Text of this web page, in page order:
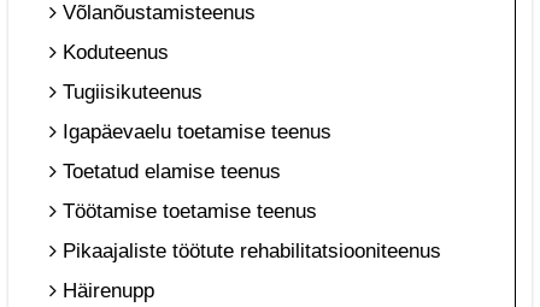
Võlanõustamisteenus
Koduteenus
Tugiisikuteenus
Igapäevaelu toetamise teenus
Toetatud elamise teenus
Töötamise toetamise teenus
Pikaajaliste töötute rehabilitatsiooniteenus
Häirenupp